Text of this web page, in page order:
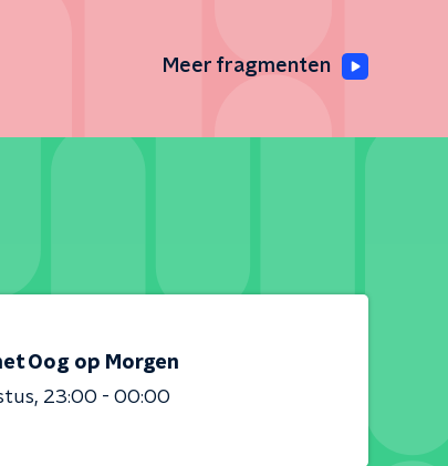
Meer fragmenten
Oog op Morgen
23:00 - 00:00